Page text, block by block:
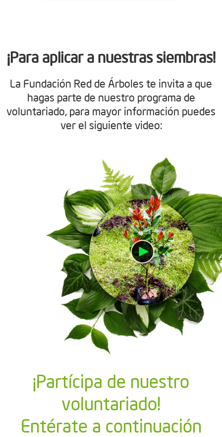
¡Para aplicar a nuestras siembras!
La Fundación Red de Árboles te invita a que
hagas parte de nuestro programa de
voluntariado, para mayor información puedes
ver el siguiente video:
¡Partícipa de nuestro
voluntariado!
Entérate a continuación